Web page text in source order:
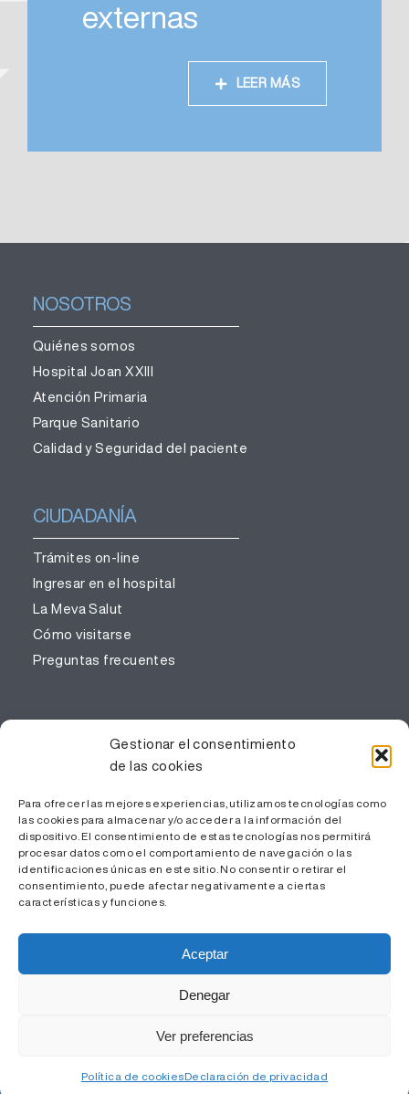
Gestionar el consentimiento
de las cookies
Para ofrecer las mejores experiencias, utilizamos tecnologías como
las cookies para almacenar y/o acceder a la información del
dispositivo. El consentimiento de estas tecnologías nos permitirá
procesar datos como el comportamiento de navegación o las
identificaciones únicas en este sitio. No consentir o retirar el
consentimiento, puede afectar negativamente a ciertas
características y funciones.
Aceptar
Denegar
Ver preferencias
Política de cookiesDeclaración de privacidad
externas
LEER MÁS
NOSOTROS
Quiénes somos
Hospital Joan XXIII
Atención Primaria
Parque Sanitario
Calidad y Seguridad del paciente
CIUDADANÍA
Trámites on-line
Ingresar en el hospital
La Meva Salut
Cómo visitarse
Preguntas frecuentes
Gestión del conocimiento
Área Privada
© ICS Camp de Tarragona - 2022 |Aviso Legal y Política
Comunica S.L.